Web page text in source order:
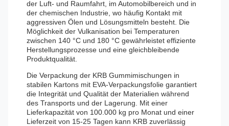
der Luft- und Raumfahrt, im Automobilbereich und in
der chemischen Industrie, wo häufig Kontakt mit
aggressiven Ölen und Lösungsmitteln besteht. Die
Möglichkeit der Vulkanisation bei Temperaturen
zwischen 140 °C und 180 °C gewährleistet effiziente
Herstellungsprozesse und eine gleichbleibende
Produktqualität.
Die Verpackung der KRB Gummimischungen in
stabilen Kartons mit EVA-Verpackungsfolie garantiert
die Integrität und Qualität der Materialien während
des Transports und der Lagerung. Mit einer
Lieferkapazität von 100.000 kg pro Monat und einer
Lieferzeit von 15-25 Tagen kann KRB zuverlässig